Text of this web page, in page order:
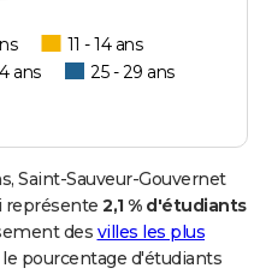
11 - 14 ans
ans
25 - 29 ans
Saint-Sauveur-Gouvernet
représente 2,1 % d'étudiants
des villes les plus
pourcentage d'étudiants